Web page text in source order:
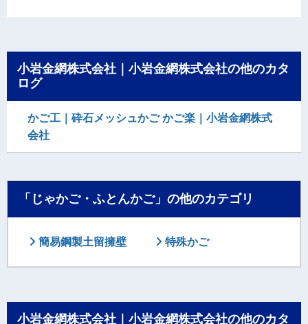
小岩金網株式会社｜小岩金網株式会社の他のカタ
ログ
かご工｜砕石メッシュかご かご楽｜小岩金網株式
会社
「じゃかご・ふとんかご」の他のカテゴリ
簡易鋼製土留擁壁 特殊かご
小岩金網株式会社｜小岩金網株式会社の他のカタ